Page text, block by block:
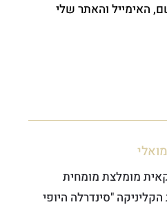
האימייל והאתר שלי
מומלצת מומחית
"סינדרלה היופי